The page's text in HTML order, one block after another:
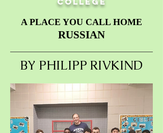
A PLACE YOU CALL HOME
RUSSIAN
BY PHILIPP RIVKIND